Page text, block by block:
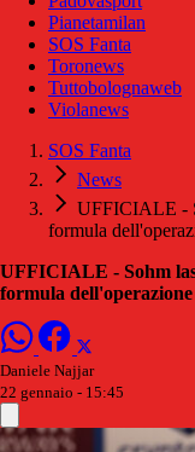
Pianetamilan
SOS Fanta
Toronews
Tuttobolognaweb
Violanews
SOS Fanta
News
UFFICIALE -
formula
UFFICIALE - Sohm
formula dell'operazione
Daniele Najjar
22 gennaio - 15:45